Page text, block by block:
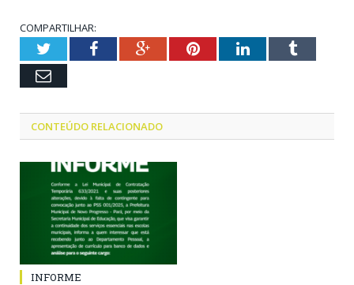
COMPARTILHAR:
TwitterFacebookGoogle+PinterestLinkedInTumblr
Email
CONTEÚDO RELACIONADO
INFORME